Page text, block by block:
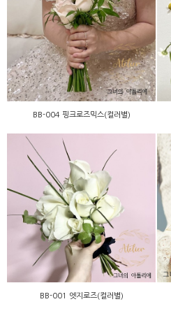
BB-004 핑크로즈믹스(컬러
별)
BB-004 핑크로즈믹스(컬러별)
BB-001 엣지로즈(컬러별)
BB-001 엣지로즈(컬러별)